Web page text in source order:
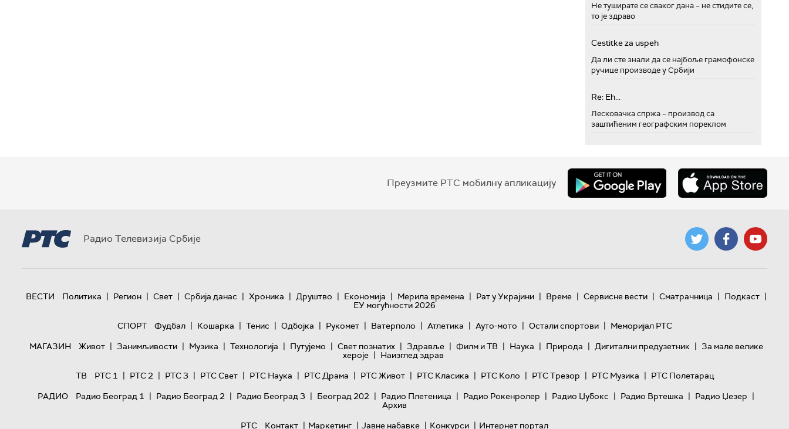
Не туширате се сваког дана – не стидите се,
то је здраво
Cestitke za uspeh
Да ли сте знали да се најбоље грамофонске
ручице производе у Србији
Re: Eh...
Лесковачка спржа – производ са
заштићеним географским пореклом
Преузмите РТС мобилну апликацију
Радио Телевизија Србије
ВЕСТИ Политика | Регион | Свет | Србија данас | Хроника | Друштво | Економија | Мерила времена | Рат у Украјини | Време | Сервисне вести | Сматрачница | Подкаст |
ЕУ могућности 2026
СПОРТ
Фудбал | Кошарка | Тенис | Одбојка | Рукомет | Ватерполо | Атлетика | Ауто-мото | Остали спортови | Меморијал РТС
МАГАЗИН
Живот | Занимљивости | Музика | Технологијa | Путујемо | Свет познатих | Здравље | Филм и ТВ | Наука | Природа | Дигитални предузетник | За мале велике
хероје | Наизглед здрав
ТВ
РТС 1 | РТС 2 | РТС 3 | РТС Свет | РТС Наука | РТС Драма | РТС Живот | РТС Класика | РТС Коло | РТС Трезор | РТС Музика | РТС Полетарац
РАДИО
Радио Београд 1 | Радио Београд 2 | Радио Београд 3 | Београд 202 | Радио Плетеница | Радио Рокенролер | Радио Џубокс | Радио Вртешка | Радио Џезер |
Архив
РТС
Контакт | Маркетинг | Јавне набавке | Конкурси | Интернет портал